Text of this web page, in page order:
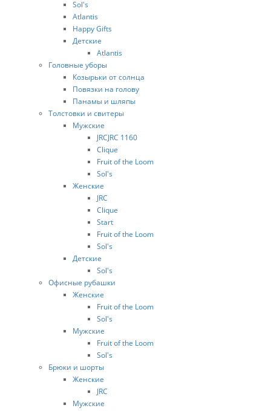
Sol's
Atlantis
Happy Gifts
Детские
Atlantis
Головные уборы
Козырьки от солнца
Повязки на голову
Панамы и шляпы
Толстовки и свитеры
Мужские
JRCJRC 1160
Clique
Fruit of the Loom
Sol's
Женские
JRC
Clique
Start
Fruit of the Loom
Sol's
Детские
Sol's
Офисные рубашки
Женские
Fruit of the Loom
Sol's
Мужские
Fruit of the Loom
Sol's
Брюки и шорты
Женские
JRC
Мужские